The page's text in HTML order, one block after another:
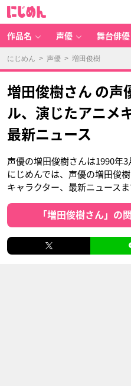
作品名 声優 舞台俳優
にじめん > 声優 > 増田俊樹
増田俊樹さん の声
ル、演じたアニメ
最新ニュース
声優の増田俊樹さんは1990年3
にじめんでは、声優の増田俊
キャラクター、最新ニュースま
「増田俊樹さん」の